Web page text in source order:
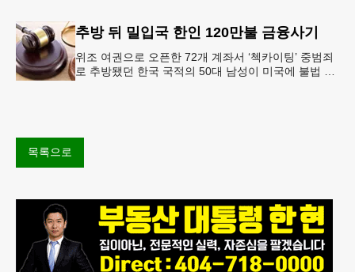
추방 뒤 밀입국 한인 120만불 금융사기
위조 여권으로 오픈한 72개 계좌서 ‘첵카이팅’ 중범죄
로 추방됐던 한국 국적의 50대 남성이 미국에 불법 재
목록으로